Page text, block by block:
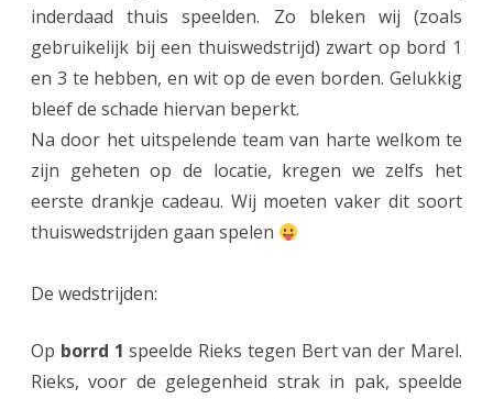
e
a
c
n
inderdaad thuis speelden. Zo bleken wij (zoals
gebruikelijk bij een thuiswedstrijd) zwart op bord 1
en 3 te hebben, en wit op de even borden. Gelukkig
bleef de schade hiervan beperkt.
Na door het uitspelende team van harte welkom te
zijn geheten op de locatie, kregen we zelfs het
eerste drankje cadeau. Wij moeten vaker dit soort
thuiswedstrijden gaan spelen
De wedstrijden:
Op borrd 1 speelde Rieks tegen Bert van der Marel.
Rieks, voor de gelegenheid strak in pak, speelde